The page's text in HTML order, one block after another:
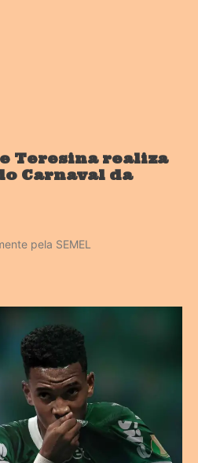
Teresina realiza
Carnaval da
pela SEMEL